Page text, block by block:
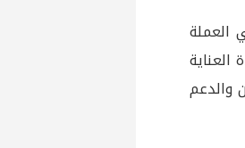
العملة
والدعم